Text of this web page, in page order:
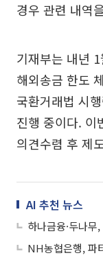
경우 관련 내역
기재부는 내년
해외송금 한도
국환거래법 시
진행 중이다. 이
의견수렴 후 제
AI 추천 뉴스
하나금융·두나